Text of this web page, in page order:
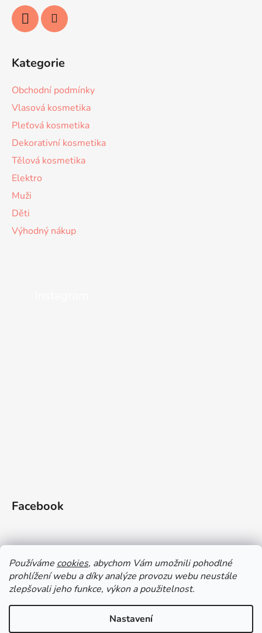
Používáme cookies, abychom Vám umožnili pohodlné
prohlížení webu a díky analýze provozu webu neustále
zlepšovali jeho funkce, výkon a použitelnost.
Nastavení
Kategorie
Obchodní podmínky
Vlasová kosmetika
Pleťová kosmetika
Dekorativní kosmetika
Tělová kosmetika
Elektro
Muži
Děti
Výhodný nákup
Facebook
Doprava a platba Vrácení zboží Obchodní podmínky
Zásady ochrany OÚ a GDPR Magazín Kontakty